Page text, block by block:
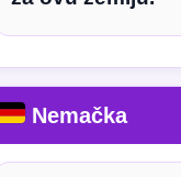
Nemačka